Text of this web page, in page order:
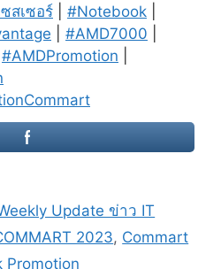
สเซอร์ #Notebook
#AMD7000
#AMDPromotion
Update ข่าว IT
2023, Commart
Promotion